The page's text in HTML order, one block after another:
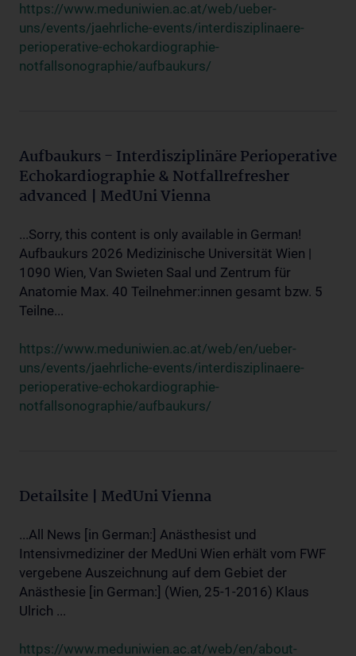
https://www.meduniwien.ac.at/web/ueber-
uns/events/jaehrliche-events/interdisziplinaere-
perioperative-echokardiographie-
notfallsonographie/aufbaukurs/
Aufbaukurs - Interdisziplinäre Perioperative
Echokardiographie & Notfallrefresher
advanced | MedUni Vienna
...Sorry, this content is only available in German!
Aufbaukurs 2026 Medizinische Universität Wien |
1090 Wien, Van Swieten Saal und Zentrum für
Anatomie Max. 40 Teilnehmer:innen gesamt bzw. 5
Teilne...
https://www.meduniwien.ac.at/web/en/ueber-
uns/events/jaehrliche-events/interdisziplinaere-
perioperative-echokardiographie-
notfallsonographie/aufbaukurs/
Detailsite | MedUni Vienna
...All News [in German:] Anästhesist und
Intensivmediziner der MedUni Wien erhält vom FWF
vergebene Auszeichnung auf dem Gebiet der
Anästhesie [in German:] (Wien, 25-1-2016) Klaus
Ulrich ...
https://www.meduniwien.ac.at/web/en/about-